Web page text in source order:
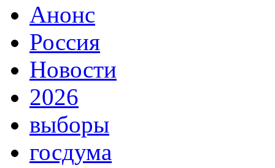
Анонс
Россия
Новости
2026
выборы
госдума